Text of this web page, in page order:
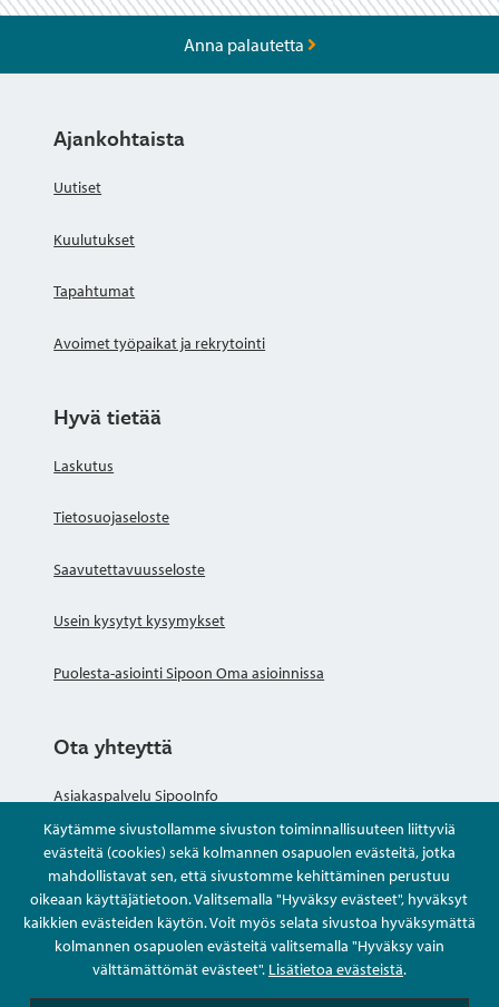
Käytämme sivustollamme sivuston toiminnallisuuteen liittyviä
evästeitä (cookies) sekä kolmannen osapuolen evästeitä, jotka
mahdollistavat sen, että sivustomme kehittäminen perustuu
oikeaan käyttäjätietoon. Valitsemalla "Hyväksy evästeet", hyväksyt
kaikkien evästeiden käytön. Voit myös selata sivustoa hyväksymättä
kolmannen osapuolen evästeitä valitsemalla "Hyväksy vain
välttämättömät evästeet". Lisätietoa evästeistä.
Anna palautetta
Ajankohtaista
Uutiset
Kuulutukset
Tapahtumat
Avoimet työpaikat ja rekrytointi
Hyvä tietää
Laskutus
Tietosuojaseloste
Saavutettavuusseloste
Usein kysytyt kysymykset
Puolesta-asiointi Sipoon Oma asioinnissa
Ota yhteyttä
Asiakaspalvelu SipooInfo
Anna palautetta nimettömästi
Kysy tai asioi
Yhteystiedot